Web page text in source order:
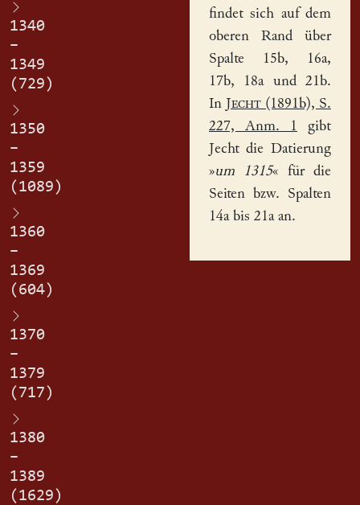
1340
–
1349
(729)
1350
–
1359
(1089)
1360
–
1369
(604)
1370
–
1379
(717)
1380
–
1389
(1629)
findet sich auf dem
oberen Rand über
Spalte 15b, 16a,
17b, 18a und 21b.
In Jecht(1891b), S.
227, Anm. 1
gibt
Jecht die Datierung
»um 1315« für die
Seiten bzw. Spalten
14a bis 21a an.